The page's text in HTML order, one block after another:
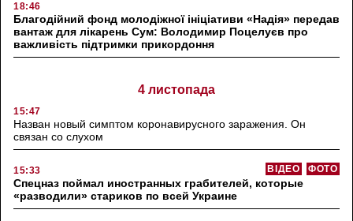
18:46
Благодійний фонд молодіжної ініціативи «Надія» передав
вантаж для лікарень Сум: Володимир Поцелуєв про
важливість підтримки прикордоння
4 листопада
15:47
Назван новый симптом коронавирусного заражения. Он
связан со слухом
15:33 ФОТО
ВІДЕО
Спецназ поймал иностранных грабителей, которые
«разводили» стариков по всей Украине